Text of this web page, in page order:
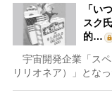
「い
スク
的…
宇宙開発企業「スペ
リリオネア）」とな